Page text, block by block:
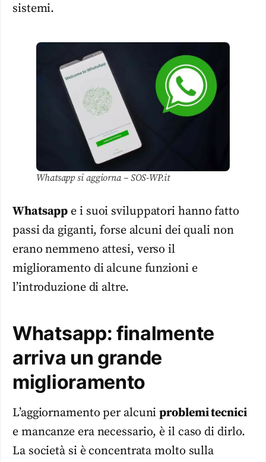
sistemi.
Whatsapp si aggiorna – SOS-WP.it
Whatsapp e i suoi sviluppatori hanno fatto
passi da giganti, forse alcuni dei quali non
erano nemmeno attesi, verso il
miglioramento di alcune funzioni e
l’introduzione di altre.
Whatsapp: finalmente
arriva un grande
miglioramento
L’aggiornamento per alcuniproblemi tecnici
e mancanze era necessario, è il caso di dirlo.
La società si è concentrata molto sulla